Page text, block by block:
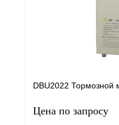
DBU2022 Тормозной
Цена по запросу